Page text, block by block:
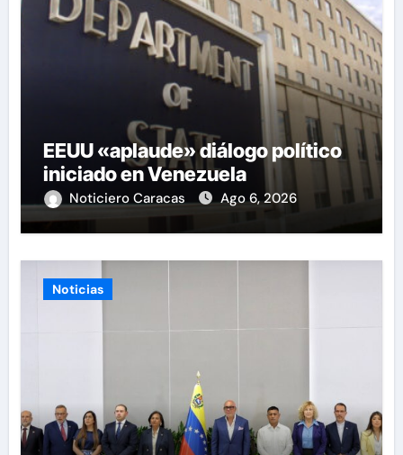
EEUU «aplaude» diálogo político
iniciado en Venezuela
Noticiero Caracas Ago 6, 2026
Noticias